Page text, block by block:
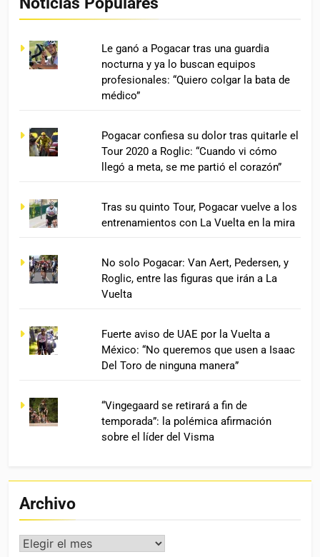
Le ganó a Pogacar tras una guardia
nocturna y ya lo buscan equipos
profesionales: “Quiero colgar la bata de
médico”
Pogacar confiesa su dolor tras quitarle el
Tour 2020 a Roglic: “Cuando vi cómo
llegó a meta, se me partió el corazón”
Tras su quinto Tour, Pogacar vuelve a los
entrenamientos con La Vuelta en la mira
No solo Pogacar: Van Aert, Pedersen, y
Roglic, entre las figuras que irán a La
Vuelta
Fuerte aviso de UAE por la Vuelta a
México: “No queremos que usen a Isaac
Del Toro de ninguna manera”
“Vingegaard se retirará a fin de
temporada”: la polémica afirmación
sobre el líder del Visma
Archivo
Archivo